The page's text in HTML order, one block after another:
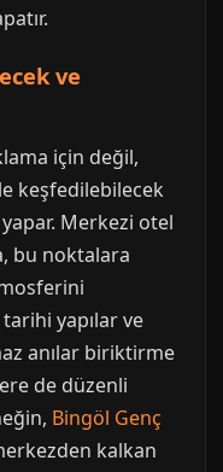
ve
için değil,
keşfedilebilecek
Merkezi otel
bu noktalara
yapılar ve
anılar biriktirme
de düzenli
Bingöl Genç
kalkan